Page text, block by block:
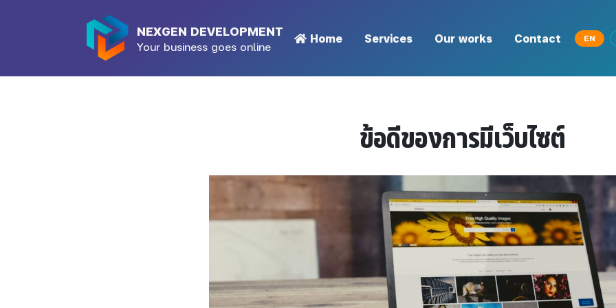
NEXGEN DEVELOPMENT
Your business goes online Main navigation
Home Services Our works Contact EN
ข้อดีของการมีเว็บไซต์